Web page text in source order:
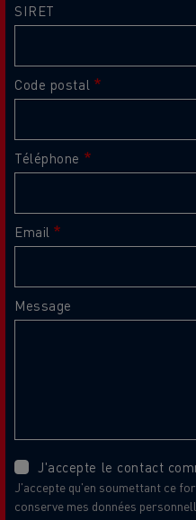
SIRET
Code postal
Téléphone
Email
Message
J'accepte le contact
J'accepte qu'en soumettant ce
conserve mes données